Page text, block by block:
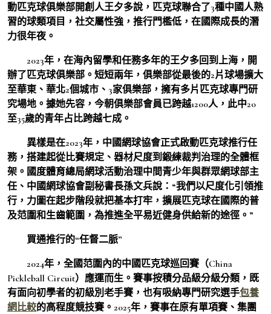
動匹克球俱樂部開創人王夕多說，匹克球聯合了3種中國人熟
習的球類項目，社交屬性強，推行門檻低，在國際成長的潛
力很年夜。
2023年，在海內留學和任務多年的王夕多回到上海，開
辦了匹克球俱樂部。短短兩年，俱樂部從最後的2片球場擴大
至華東、華北2個城市、3家俱樂部，擁有多片匹克球專門研
究場地。據她先容，今朝俱樂部會員已跨越1200人，此中20
至35歲的青年占比跨越七成。
異樣是在2023年，中國網球協會正式啟動匹克球推行任
務，搭建起從比賽規定、器材尺度到鍛練裁判治理的全體框
架。國度體育總局網球活動治理中間青少年與群眾網球部主
任、中國網球協會副秘書長孫文兵說：“我們以尺度化引領推
行，力圖在起步階段就把基本打牢，擴展匹克球在國際的普
及范圍和生齒範圍，為推進全平易近健身供給新的途徑。”
買通推行的“任督二脈”
2024年，全國范圍內的中國匹克球巡回賽（China
Pickleball Circuit）應運而生。賽事按積分品級分級分類，既
有面向初學者的初級別老手賽，也有吸納專門研究選手包養
網比較的高程度競技賽。2025年，賽事在原有單項賽、集團